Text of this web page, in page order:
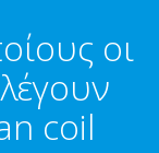
οι
coil